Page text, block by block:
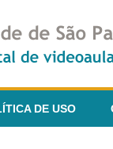
DE USO